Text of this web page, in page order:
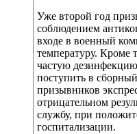
Уже второй год
соблюдением
входе в военный
температуру. Кроме
частую
поступить в
призывников
отрицательном
службу, при
госпитализации.